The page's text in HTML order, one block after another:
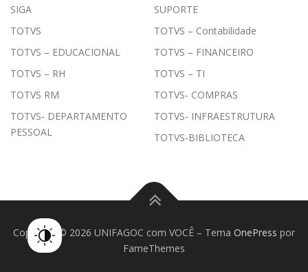
SIGA
SUPORTE
TOTVS
TOTVS – Contabilidade
TOTVS – EDUCACIONAL
TOTVS – FINANCEIRO
TOTVS – RH
TOTVS – TI
TOTVS RM
TOTVS- COMPRAS
TOTVS- DEPARTAMENTO
PESSOAL
TOTVS- INFRAESTRUTURA
TOTVS-BIBLIOTECA
Copyright © 2026 UNIFAGOC com VOCÊ – Tema OnePress por
FameThemes